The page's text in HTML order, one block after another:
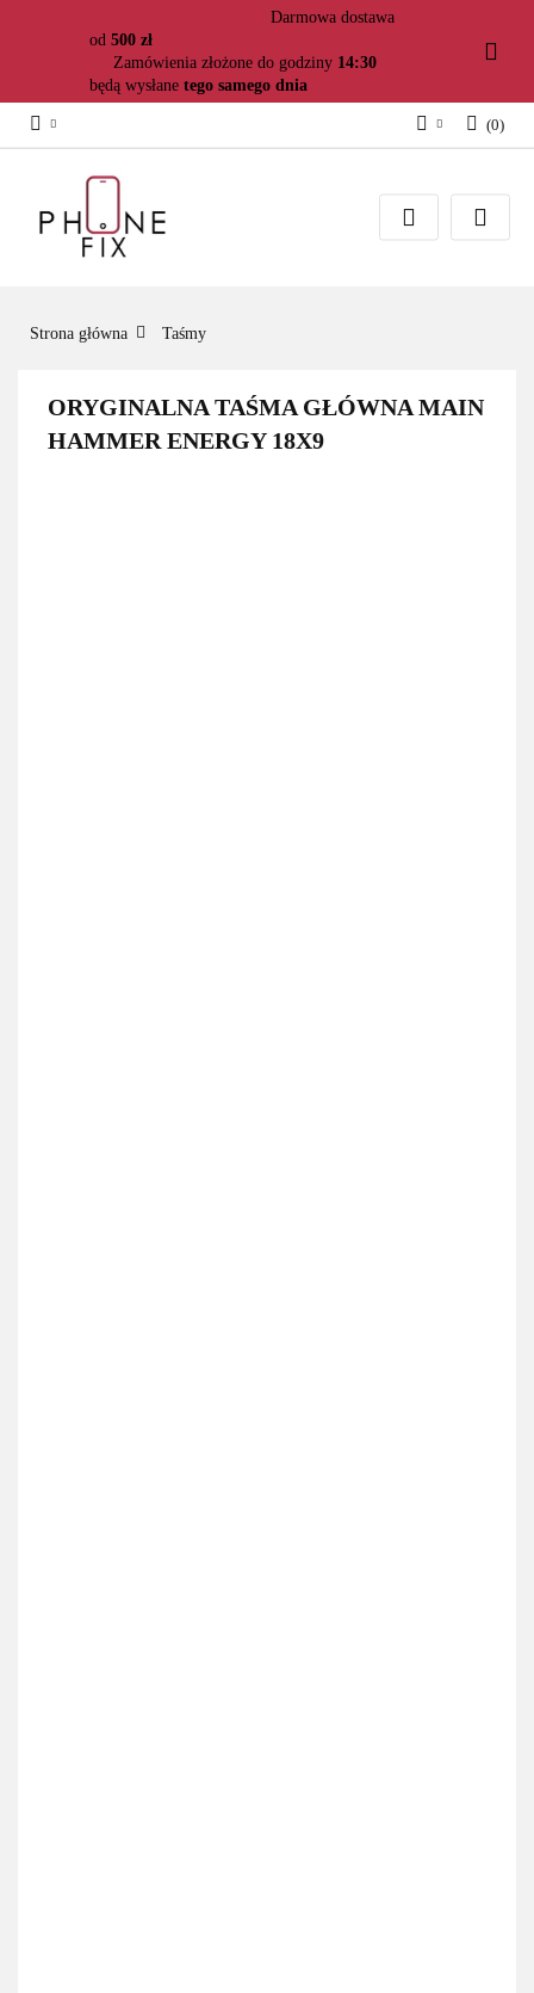
Darmowa dostawa
od 500 zł
Zamówienia złożone do godziny 14:30
będą wysłane tego samego dnia
Załóż konto
(0)
Strona główna Taśmy
ORYGINALNA TAŚMA GŁÓWNA MAIN
HAMMER ENERGY 18X9